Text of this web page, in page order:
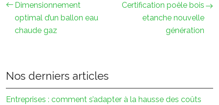
Dimensionnement
optimal d’un ballon eau
chaude gaz
Certification poêle bois
etanche nouvelle
génération
Nos derniers articles
Entreprises : comment s’adapter à la hausse des coûts